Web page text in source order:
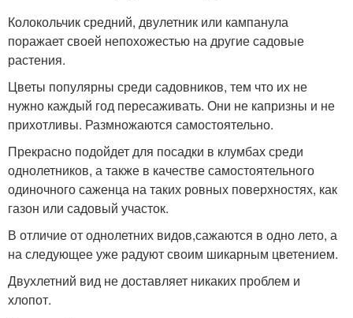
Колокольчик средний, двулетник или кампанула
поражает своей непохожестью на другие садовые
растения.
Цветы популярны среди садовников, тем что их не
нужно каждый год пересаживать. Они не капризны и не
прихотливы. Размножаются самостоятельно.
Прекрасно подойдет для посадки в клумбах среди
однолетников, а также в качестве самостоятельного
одиночного саженца на таких ровных поверхностях, как
газон или садовый участок.
В отличие от однолетних видов,сажаются в одно лето, а
на следующее уже радуют своим шикарным цветением.
Двухлетний вид не доставляет никаких проблем и
хлопот.